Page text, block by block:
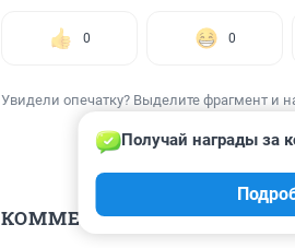
0 0
Увидели опечатку? Выделите фрагмент и
КОММЕНТАРИИ 123
Получай награды за